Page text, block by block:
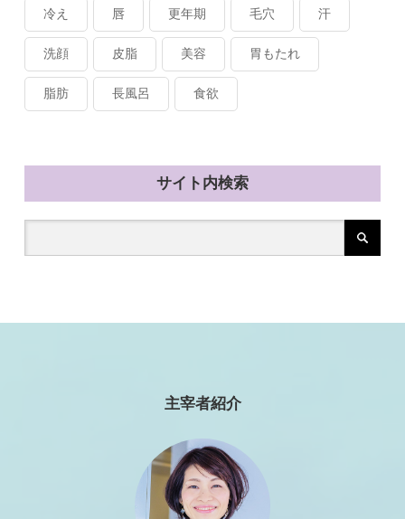
冷え 唇 更年期 毛穴 汗
洗顔 皮脂 美容 胃もたれ
脂肪 長風呂 食欲
サイト内検索
主宰者紹介